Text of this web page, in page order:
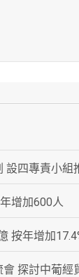
設四專責小組
增加600人
按年增加
探討中葡經